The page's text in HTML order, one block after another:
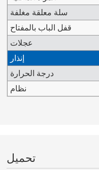
سلة معلقة مغلفة
قفل الباب بالمفتاح
عجلات
إنذار
درجة الحرارة
نظام
تحميل